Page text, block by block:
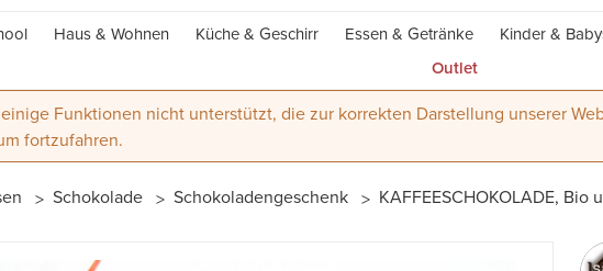
Haus & Wohnen Küche & Geschirr Essen & Getränke Kinder &
Outlet
einige Funktionen nicht unterstützt, die zur korrekten Darstellung unserer
fortzufahren.
Schokolade Schokoladengeschenk KAFFEESCHOKOLADE,